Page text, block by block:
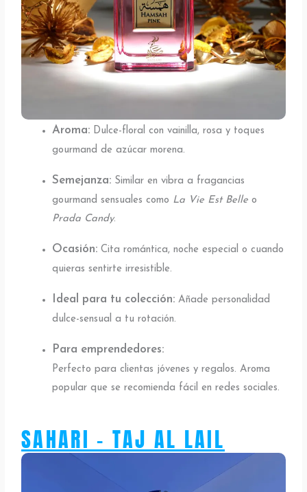
Aroma: Dulce-floral con vainilla, rosa y toques
gourmand de azúcar morena.
Semejanza: Similar en vibra a fragancias
gourmand sensuales como La Vie Est Belle o
Prada Candy.
Ocasión: Cita romántica, noche especial o cuando
quieras sentirte irresistible.
Ideal para tu colección: Añade personalidad
dulce-sensual a tu rotación.
Para emprendedores:
Perfecto para clientas jóvenes y regalos. Aroma
popular que se recomienda fácil en redes sociales.
SAHARI - TAJ AL LAIL